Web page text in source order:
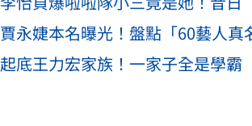
賈永婕本名曝光！盤點「60藝人
起底王力宏家族！一家子全是學